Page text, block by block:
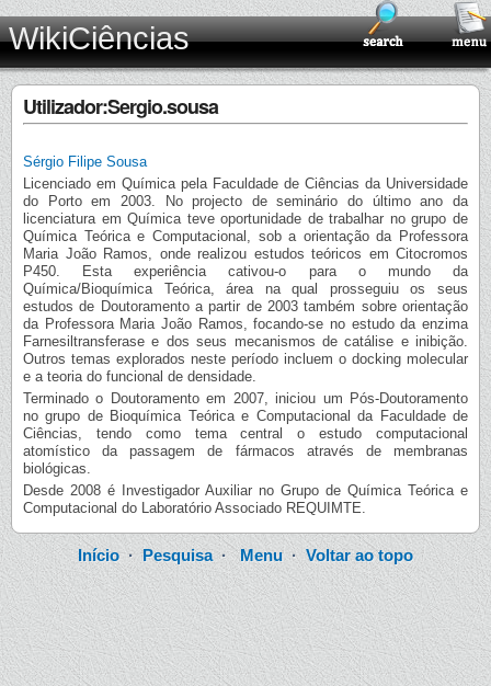
WikiCiências
Utilizador:Sergio.sousa
Sérgio Filipe Sousa
Licenciado em Química pela Faculdade de Ciências da Universidade
do Porto em 2003. No projecto de seminário do último ano da
licenciatura em Química teve oportunidade de trabalhar no grupo de
Química Teórica e Computacional, sob a orientação da Professora
Maria João Ramos, onde realizou estudos teóricos em Citocromos
P450. Esta experiência cativou-o para o mundo da
Química/Bioquímica Teórica, área na qual prosseguiu os seus
estudos de Doutoramento a partir de 2003 também sobre orientação
da Professora Maria João Ramos, focando-se no estudo da enzima
Farnesiltransferase e dos seus mecanismos de catálise e inibição.
Outros temas explorados neste período incluem o docking molecular
e a teoria do funcional de densidade.
Terminado o Doutoramento em 2007, iniciou um Pós-Doutoramento
no grupo de Bioquímica Teórica e Computacional da Faculdade de
Ciências, tendo como tema central o estudo computacional
atomístico da passagem de fármacos através de membranas
biológicas.
Desde 2008 é Investigador Auxiliar no Grupo de Química Teórica e
Computacional do Laboratório Associado REQUIMTE.
Início·Pesquisa·Menu·Voltar ao topo